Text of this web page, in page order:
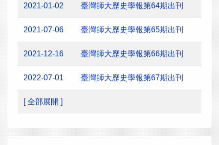
2021-01-02 臺灣師大歷史學報第64期出刊
2021-07-06 臺灣師大歷史學報第65期出刊
2021-12-16 臺灣師大歷史學報第66期出刊
2022-07-01 臺灣師大歷史學報第67期出刊
[ 全部展開 ]